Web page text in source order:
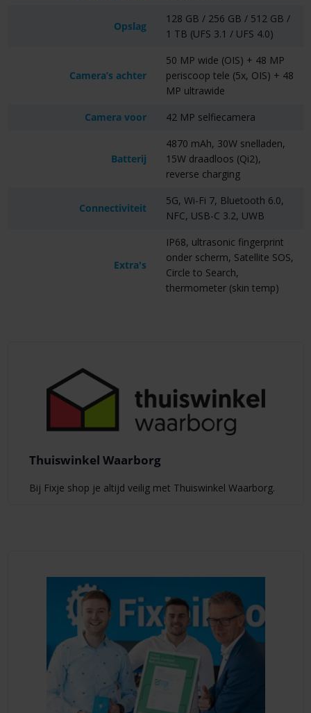
Opslag
128 GB / 256 GB / 512 GB /
1 TB (UFS 3.1 / UFS 4.0)
Camera’s achter
50 MP wide (OIS) + 48 MP
periscoop tele (5x, OIS) + 48
MP ultrawide
Camera voor
42 MP selfiecamera
Batterij
4870 mAh, 30W snelladen,
15W draadloos (Qi2),
reverse charging
Connectiviteit
5G, Wi-Fi 7, Bluetooth 6.0,
NFC, USB-C 3.2, UWB
Extra's
IP68, ultrasonic fingerprint
onder scherm, Satellite SOS,
Circle to Search,
thermometer (skin temp)
Thuiswinkel Waarborg
Bij Fixje shop je altijd veilig met Thuiswinkel Waarborg.